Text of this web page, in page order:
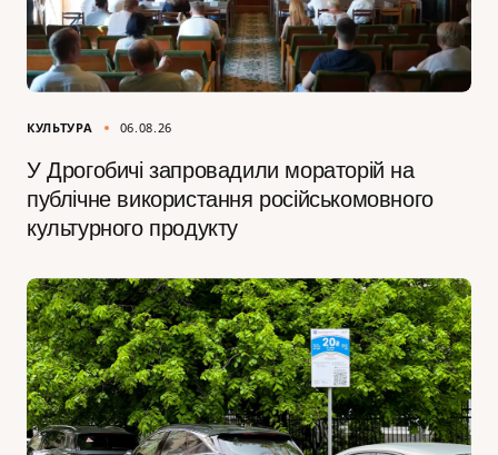
КУЛЬТУРА 06.08.26
У Дрогобичі запровадили мораторій на
публічне використання російськомовного
культурного продукту